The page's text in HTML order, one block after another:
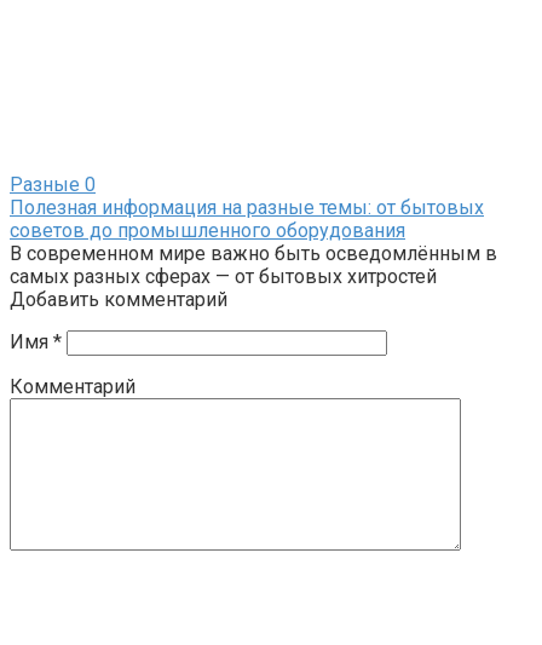
Разные 0
Полезная информация на разные темы: от бытовых
советов до промышленного оборудования
В современном мире важно быть осведомлённым в
самых разных сферах — от бытовых хитростей
Добавить комментарий
Имя *
Комментарий